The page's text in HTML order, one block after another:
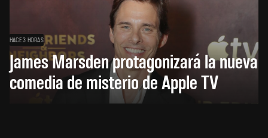
HACE 3 HORAS
James Marsden protagonizará la nueva
comedia de misterio de Apple TV